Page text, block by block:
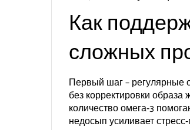
Как
сложных
Первый шаг – регулярные
без корректировки
количество омега‑3
недосып усиливает